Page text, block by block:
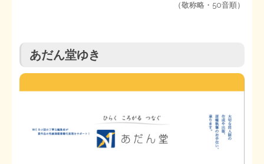
（敬称略・50音順）
あだん堂ゆき